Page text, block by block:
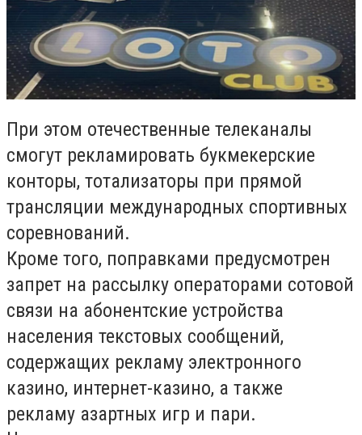
При этом отечественные телеканалы
смогут рекламировать букмекерские
конторы, тотализаторы при прямой
трансляции международных спортивных
соревнований.
Кроме того, поправками предусмотрен
запрет на рассылку операторами сотовой
связи на абонентские устройства
населения текстовых сообщений,
содержащих рекламу электронного
казино, интернет-казино, а также
рекламу азартных игр и пари.